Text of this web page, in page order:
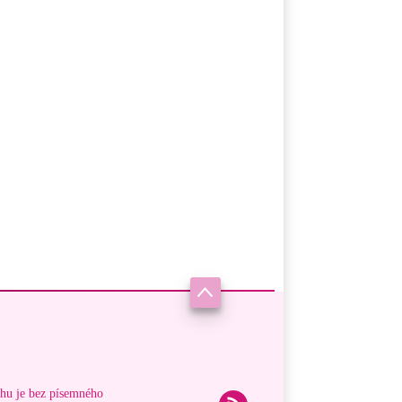
je bez písemného